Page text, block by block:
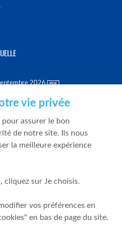
2026
et de résolution
vie privée
assurer le bon
de notre site. Ils nous
la meilleure expérience
cliquez sur Je choisis.
vos préférences en
en bas de page du site.